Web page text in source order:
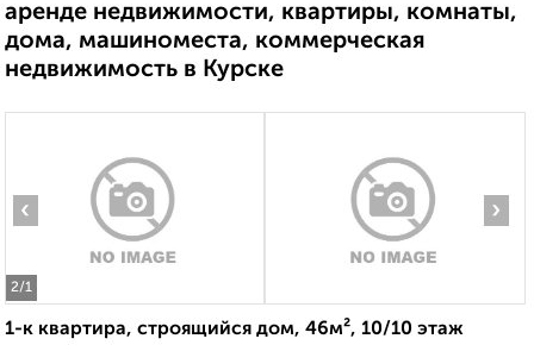
аренде недвижимости, квартиры, комнаты,
дома, машиноместа, коммерческая
недвижимость в Курске
2/1
‹ ›
1-к квартира, строящийся дом, 46м², 10/10 этаж